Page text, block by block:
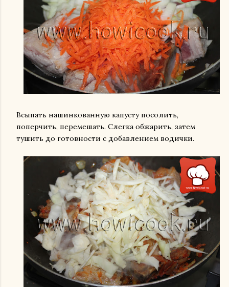
Всыпать нашинкованную капусту посолить,
поперчить, перемешать. Слегка обжарить, затем
тушить до готовности с добавлением водички.